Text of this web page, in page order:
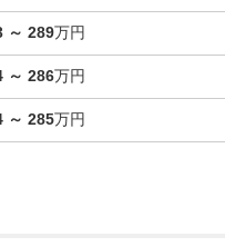
～ 289万円
～ 286万円
～ 285万円